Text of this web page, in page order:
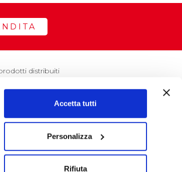
Accetta tutti
Personalizza
Rifiuta
distribuiti